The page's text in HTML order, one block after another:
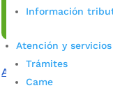
Información
Atención y
Trámites
Came
Alcaldía lanzó